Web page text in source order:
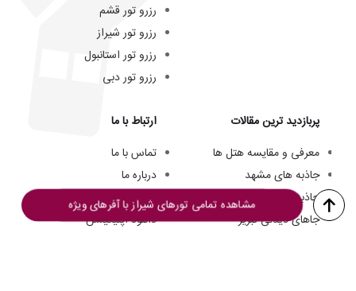
مشاهده تمامی تورهای شیراز با آفرهای ویژه
رزرو تور قشم
رزرو تور شیراز
رزرو تور استانبول
رزرو تور دبی
پربازدید ترین مقالات
معرفی و مقایسه هتل ها
جاذبه های مشهد
جاذبه های کیش
جاهای دیدنی تبریز
ارتباط با ما
تماس با ما
درباره ما
تیم ما
دانلود اپلیکیشن